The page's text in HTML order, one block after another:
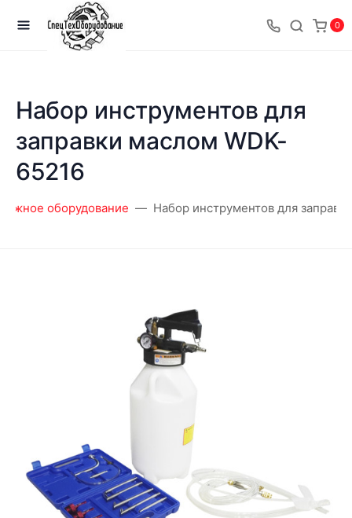
0
Набор инструментов для
заправки маслом WDK-
65216
оборудование Набор инструментов для